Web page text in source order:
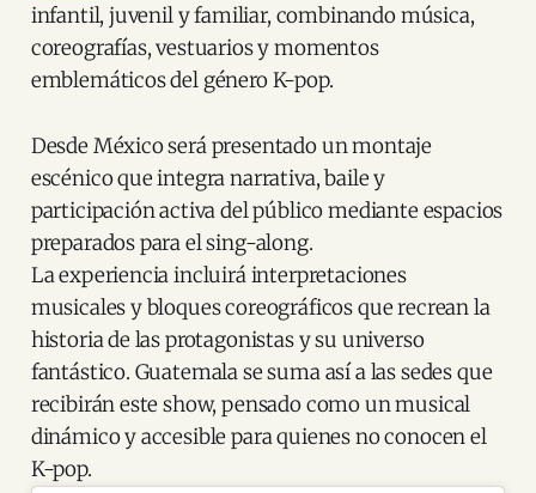
infantil, juvenil y familiar, combinando música,
coreografías, vestuarios y momentos
emblemáticos del género K-pop.
Desde México será presentado un montaje
escénico que integra narrativa, baile y
participación activa del público mediante espacios
preparados para el sing-along.
La experiencia incluirá interpretaciones
musicales y bloques coreográficos que recrean la
historia de las protagonistas y su universo
fantástico. Guatemala se suma así a las sedes que
recibirán este show, pensado como un musical
dinámico y accesible para quienes no conocen el
K-pop.